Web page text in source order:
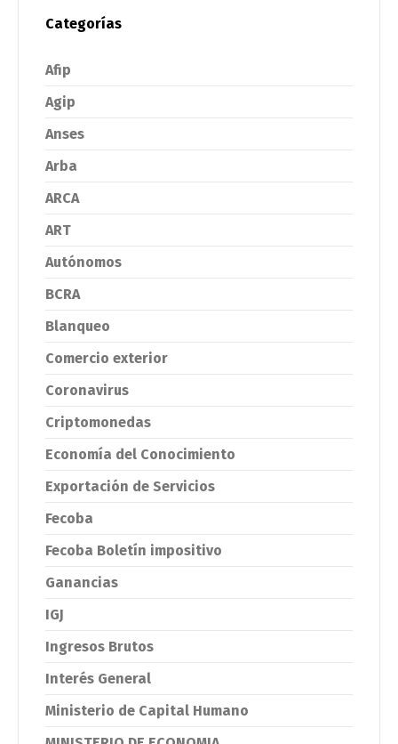
Categorías
Afip
Agip
Anses
Arba
ARCA
ART
Autónomos
BCRA
Blanqueo
Comercio exterior
Coronavirus
Criptomonedas
Economía del Conocimiento
Exportación de Servicios
Fecoba
Fecoba Boletín impositivo
Ganancias
IGJ
Ingresos Brutos
Interés General
Ministerio de Capital Humano